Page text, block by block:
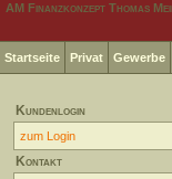
AM Finanzkonzept Thomas
Startseite Privat Gewerbe
Kundenlogin
zum Login
Kontakt